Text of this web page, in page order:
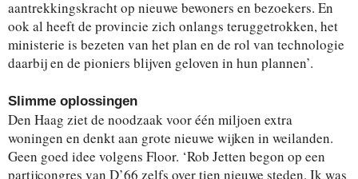
aantrekkingskracht op nieuwe bewoners en bezoekers. En
ook al heeft de provincie zich onlangs teruggetrokken, het
ministerie is bezeten van het plan en de rol van technologie
daarbij en de pioniers blijven geloven in hun plannen’.
Slimme oplossingen
Den Haag ziet de noodzaak voor één miljoen extra
woningen en denkt aan grote nieuwe wijken in weilanden.
Geen goed idee volgens Floor. ‘Rob Jetten begon op een
partijcongres van D’66 zelfs over tien nieuwe steden. Ik was